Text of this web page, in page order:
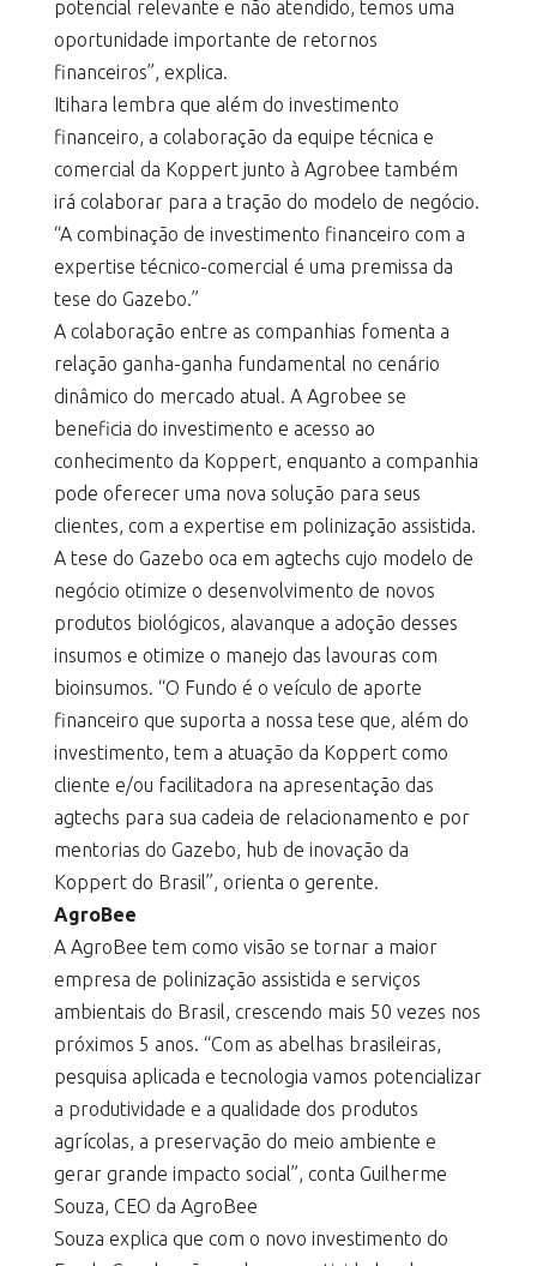
potencial relevante e não atendido, temos uma
oportunidade importante de retornos
financeiros”, explica.
Itihara lembra que além do investimento
financeiro, a colaboração da equipe técnica e
comercial da Koppert junto à Agrobee também
irá colaborar para a tração do modelo de negócio.
“A combinação de investimento financeiro com a
expertise técnico-comercial é uma premissa da
tese do Gazebo.”
A colaboração entre as companhias fomenta a
relação ganha-ganha fundamental no cenário
dinâmico do mercado atual. A Agrobee se
beneficia do investimento e acesso ao
conhecimento da Koppert, enquanto a companhia
pode oferecer uma nova solução para seus
clientes, com a expertise em polinização assistida.
A tese do Gazebo oca em agtechs cujo modelo de
negócio otimize o desenvolvimento de novos
produtos biológicos, alavanque a adoção desses
insumos e otimize o manejo das lavouras com
bioinsumos. “O Fundo é o veículo de aporte
financeiro que suporta a nossa tese que, além do
investimento, tem a atuação da Koppert como
cliente e/ou facilitadora na apresentação das
agtechs para sua cadeia de relacionamento e por
mentorias do Gazebo, hub de inovação da
Koppert do Brasil”, orienta o gerente.
AgroBee
A AgroBee tem como visão se tornar a maior
empresa de polinização assistida e serviços
ambientais do Brasil, crescendo mais 50 vezes nos
próximos 5 anos. “Com as abelhas brasileiras,
pesquisa aplicada e tecnologia vamos potencializar
a produtividade e a qualidade dos produtos
agrícolas, a preservação do meio ambiente e
gerar grande impacto social”, conta Guilherme
Souza, CEO da AgroBee
Souza explica que com o novo investimento do